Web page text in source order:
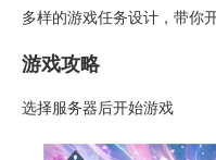
多样的游戏任务设计，带你
游戏攻略
选择服务器后开始游戏